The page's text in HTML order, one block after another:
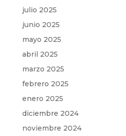
julio 2025
junio 2025
mayo 2025
abril 2025
marzo 2025
febrero 2025
enero 2025
diciembre 2024
noviembre 2024